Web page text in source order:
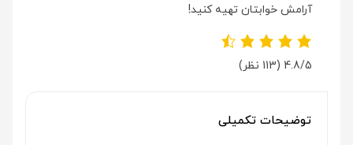
آرامش خوابتان تهیه کنید!
4.8/5 (113 نظر)
توضیحات تکمیلی